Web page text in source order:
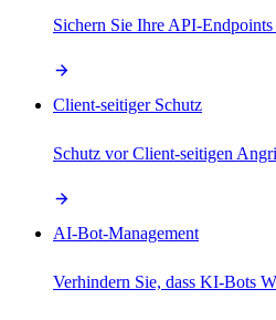
Sichern Sie Ihre API-Endpoints
Client-seitiger Schutz
Schutz vor Client-seitigen
AI-Bot-Management
Verhindern Sie, dass KI-Bots